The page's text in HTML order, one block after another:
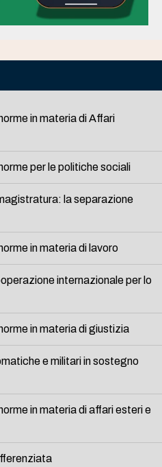
in materia di Affari
per le politiche sociali
la separazione
in materia di lavoro
internazionale per lo
in materia di giustizia
e militari in sostegno
in materia di affari esteri e